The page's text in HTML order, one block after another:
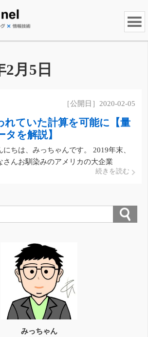
2月5日
［公開日］2020-02-05
れていた計算を可能に【量
を解説】
にちは、みっちゃんです。 2019年末、
さんお馴染みのアメリカの大企業
」が、ある研究成果をネイチャー
ューターが１万年かけて解くような複雑
算問題を、たった数分間で解くことが
続きを読む
みっちゃん